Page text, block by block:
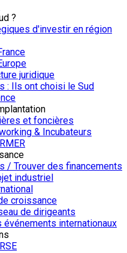
?
d'investir en région
juridique
: Ils ont choisi le Sud
et foncières
& Incubateurs
/ Trouver des financements
industriel
croissance
de dirigeants
événements internationaux